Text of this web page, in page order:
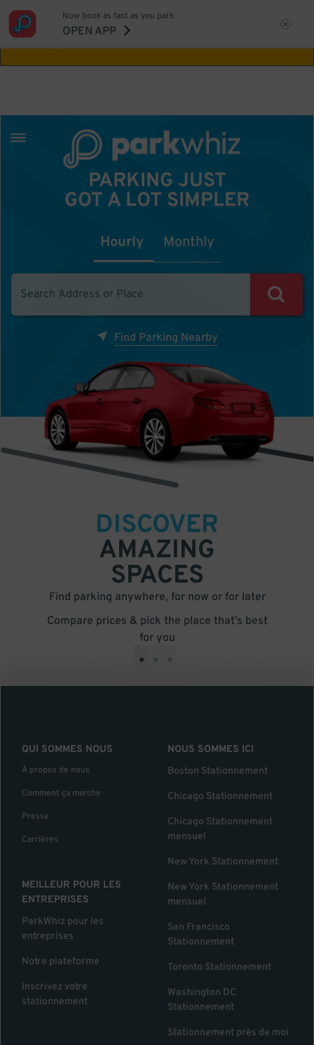
Aw Shucks!
Now book as fast as you park.
OPEN APP
PARKING JUST
GOT A LOT SIMPLER
Hourly Monthly
Find Parking Nearby
DISCOVER
AMAZING
SPACES
Find parking anywhere, for now or for later
Compare prices & pick the place that’s best
for you
• • •
QUI SOMMES NOUS
À propos de nous
Comment ça marche
Presse
Carrières
MEILLEUR POUR LES
ENTREPRISES
ParkWhiz pour les
entreprises
Notre plateforme
Inscrivez votre
stationnement
NOUS SOMMES ICI
Boston Stationnement
Chicago Stationnement
Chicago Stationnement
mensuel
New York Stationnement
New York Stationnement
mensuel
San Francisco
Stationnement
Toronto Stationnement
Washington DC
Stationnement
Stationnement près de moi